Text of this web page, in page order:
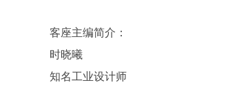
客座主编简介：
时晓曦
知名工业设计师